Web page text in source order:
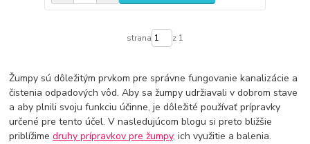
strana z 1
Žumpy sú dôležitým prvkom pre správne fungovanie kanalizácie a
čistenia odpadových vôd. Aby sa žumpy udržiavali v dobrom stave
a aby plnili svoju funkciu účinne, je dôležité používať prípravky
určené pre tento účel. V nasledujúcom blogu si preto bližšie
priblížimedruhy prípravkov pre žumpy, ich využitie a balenia.